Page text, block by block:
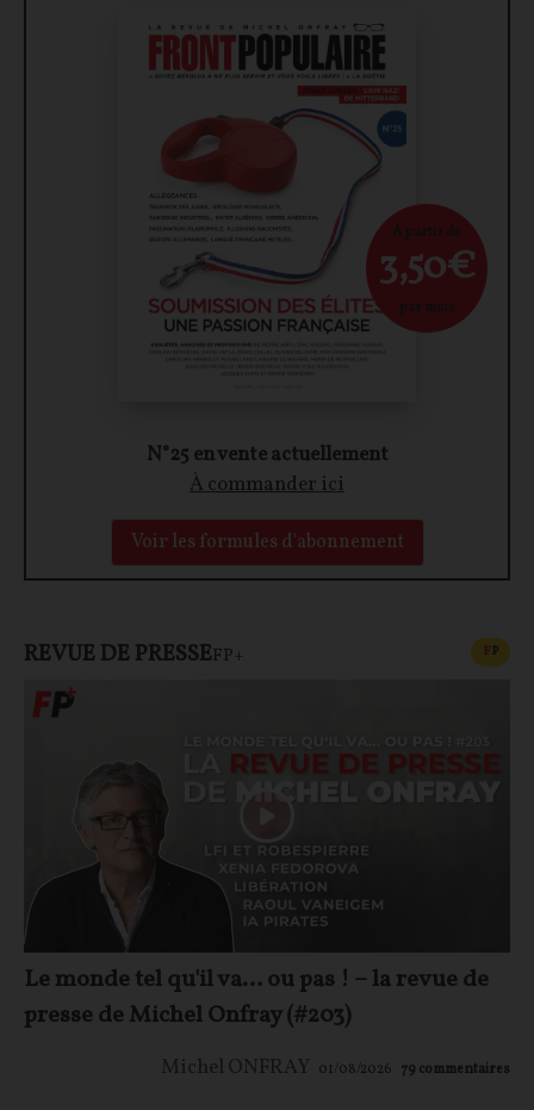
N°25 en vente actuellement
À commander ici
Voir les formules d'abonnement
À partir de
3,50€
par mois
REVUE DE PRESSEFP+ FP
Le monde tel qu'il va… ou pas ! – la revue de
presse de Michel Onfray (#203)
Michel ONFRAY 01/08/2026 79 commentaires